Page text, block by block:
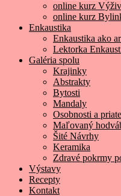
online kurz
online kurz
Enkaustika
Enkaustika ako
Lektorka
Galéria spolu
Krajinky
Abstrakty
Bytosti
Mandaly
Osobnosti a
Maľovaný
Šité Návrhy
Keramika
Zdravé pokrmy
Výstavy
Recepty
Kontakt